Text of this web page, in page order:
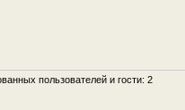
пользователей и гости: 2